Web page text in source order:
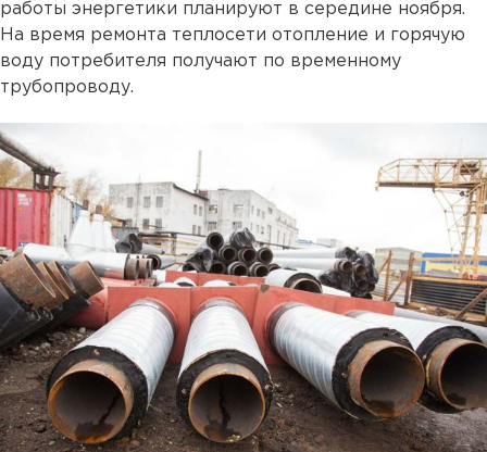
работы энергетики планируют в середине ноября.
На время ремонта теплосети отопление и горячую
воду потребителя получают по временному
трубопроводу.